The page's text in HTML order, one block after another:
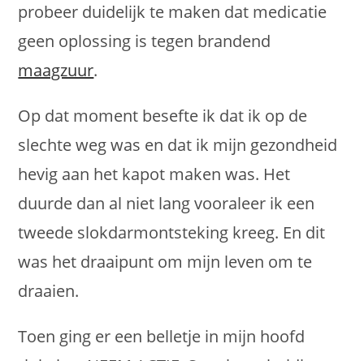
probeer duidelijk te maken dat medicatie
geen oplossing is tegen brandend
maagzuur.
Op dat moment besefte ik dat ik op de
slechte weg was en dat ik mijn gezondheid
hevig aan het kapot maken was. Het
duurde dan al niet lang vooraleer ik een
tweede slokdarmontsteking kreeg. En dit
was het draaipunt om mijn leven om te
draaien.
Toen ging er een belletje in mijn hoofd